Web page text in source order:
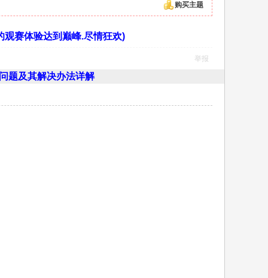
购买主题
赛体验达到巅峰.尽情狂欢)
举报
题及其解决办法详解